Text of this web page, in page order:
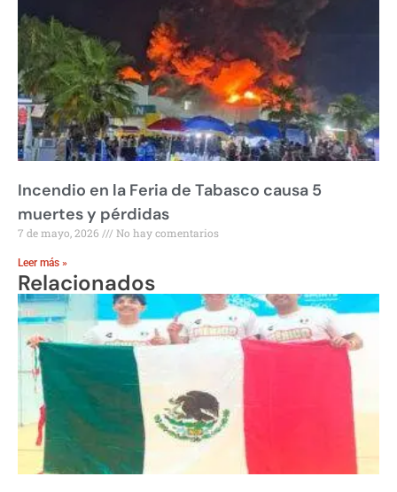
Incendio en la Feria de Tabasco causa 5
muertes y pérdidas
7 de mayo, 2026 No hay comentarios
Leer más »
Relacionados